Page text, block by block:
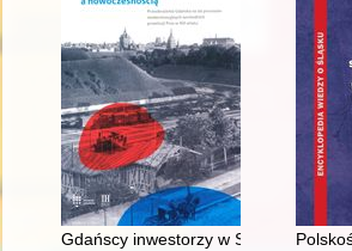
Gdańscy inwestorzy w Sopocie :